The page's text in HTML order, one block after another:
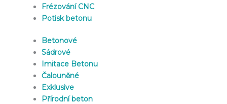
Frézování CNC
Potisk betonu
Betonové
Sádrové
Imitace Betonu
Čalouněné
Exklusive
Přírodní beton